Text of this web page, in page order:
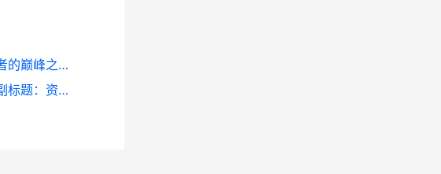
标题：王者荣耀最高的段位，荣耀王者的巅峰之路副标题：从倔强青铜到无双王者的竞技哲学
仙国志攻略：征战仙途的谋略与心得副标题：资深玩家的深度解析与实战指南